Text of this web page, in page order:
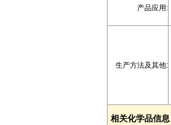
产品应用:
生产方法及其他:
相关化学品信息